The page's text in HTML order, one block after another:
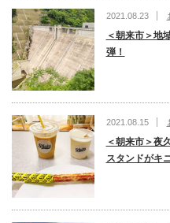
2021.08.23
＜朝来市＞地
弾！
2021.08.15
＜朝来市＞夜
スタンドがキ